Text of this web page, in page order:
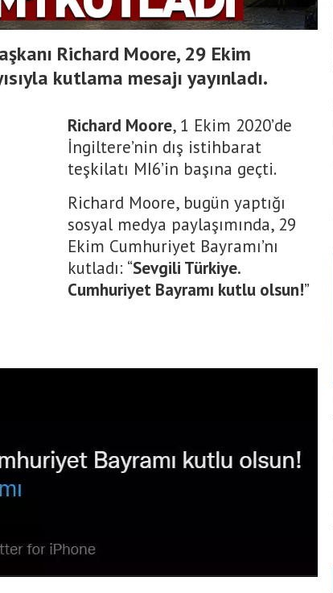
Richard Moore, 29 Ekim
kutlama mesajı yayınladı.
Richard Moore, 1 Ekim 2020’de
İngiltere’nin dış istihbarat
teşkilatı MI6’in başına geçti.
Richard Moore, bugün yaptığı
sosyal medya paylaşımında, 29
Ekim Cumhuriyet Bayramı’nı
kutladı: “Sevgili Türkiye.
Cumhuriyet Bayramı kutlu olsun!”